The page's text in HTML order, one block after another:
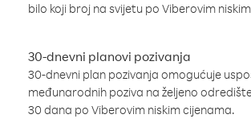
bilo koji broj na svijetu po Viberovim
30-dnevni planovi pozivanja
30-dnevni plan pozivanja omogućuje
međunarodnih poziva na željeno
30 dana po Viberovim niskim cijenama.